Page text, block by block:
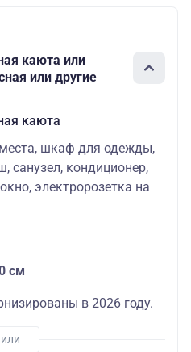
каюта или
или другие
каюта
шкаф для одежды,
санузел, кондиционер,
электророзетка на
см
в 2026 году.